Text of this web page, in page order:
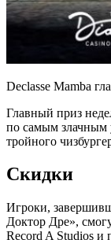
Declasse Mamba
Главный приз
по самым злачным
тройного
Скидки
Игроки,
Доктор Дре»,
Record A Studios и